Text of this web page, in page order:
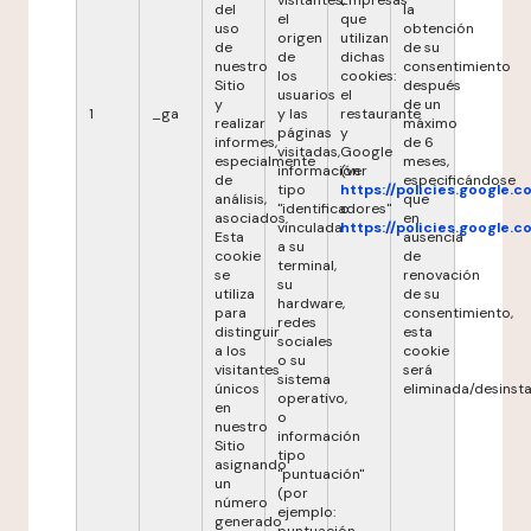
1 _ga
del
uso
de
nuestro
Sitio
y
realizar
informes,
especialmente
de
análisis,
asociados.
Esta
cookie
se
utiliza
para
distinguir
a los
visitantes
únicos
en
nuestro
Sitio
asignando
un
número
generado
el
origen
de
los
usuarios
y las
páginas
visitadas,
información
tipo
"identificadores"
vinculada
a su
terminal,
su
hardware,
redes
sociales
o su
sistema
operativo,
o
información
tipo
"puntuación"
(por
ejemplo:
que
utilizan
dichas
cookies:
el
restaurante
y
Google
(ver
https://
o
https://
la
obtención
de su
consentimiento
después
de un
máximo
de 6
meses,
especificándose
que
en
ausencia
de
renovación
de su
consentimiento,
esta
cookie
será
eliminada/